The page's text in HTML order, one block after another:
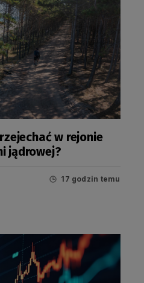
w rejonie
jądrowej?
17 godzin temu